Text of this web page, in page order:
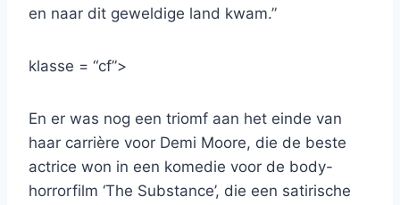
en naar dit geweldige land kwam.”
klasse = “cf”>
En er was nog een triomf aan het einde van
haar carrière voor Demi Moore, die de beste
actrice won in een komedie voor de body-
horrorfilm ‘The Substance’, die een satirische